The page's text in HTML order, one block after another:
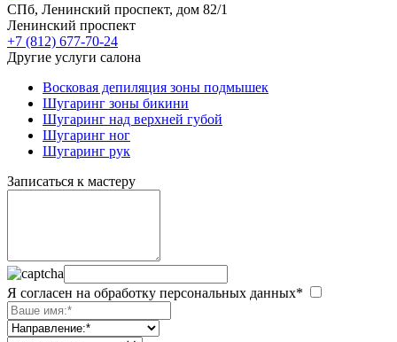
СПб, Ленинский проспект, дом 82/1
Ленинский проспект
+7 (812) 677-70-24
Другие услуги салона
Восковая депиляция зоны подмышек
Шугаринг зоны бикини
Шугаринг над верхней губой
Шугаринг ног
Шугаринг рук
Записаться к мастеру
Я согласен на обработку персональных данных*